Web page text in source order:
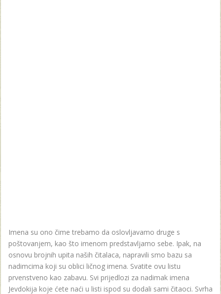
Imena su ono čime trebamo da oslovljavamo druge s
poštovanjem, kao što imenom predstavljamo sebe. Ipak, na
osnovu brojnih upita naših čitalaca, napravili smo bazu sa
nadimcima koji su oblici ličnog imena. Svatite ovu listu
prvenstveno kao zabavu. Svi prijedlozi za nadimak imena
Jevdokija koje ćete naći u listi ispod su dodali sami čitaoci. Svrha